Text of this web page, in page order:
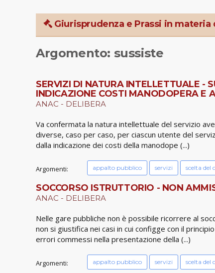
Giurisprudenza e Prassi in materia
Argomento: sussiste
SERVIZI DI NATURA INTELLETTUALE -
INDICAZIONE COSTI MANODOPERA E
ANAC - DELIBERA
Va confermata la natura intellettuale del servizio
diverse, caso per caso, per ciascun utente del
dalla indicazione dei costi della manodope (...)
Argomenti: appalto pubblico servizi scelta del
SOCCORSO ISTRUTTORIO - NON
ANAC - DELIBERA
Nelle gare pubbliche non è possibile ricorrere al
non si giustifica nei casi in cui configge con il
errori commessi nella presentazione della (...)
Argomenti: appalto pubblico servizi scelta del